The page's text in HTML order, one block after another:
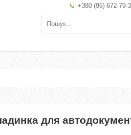
+380 (96) 672-79-
для